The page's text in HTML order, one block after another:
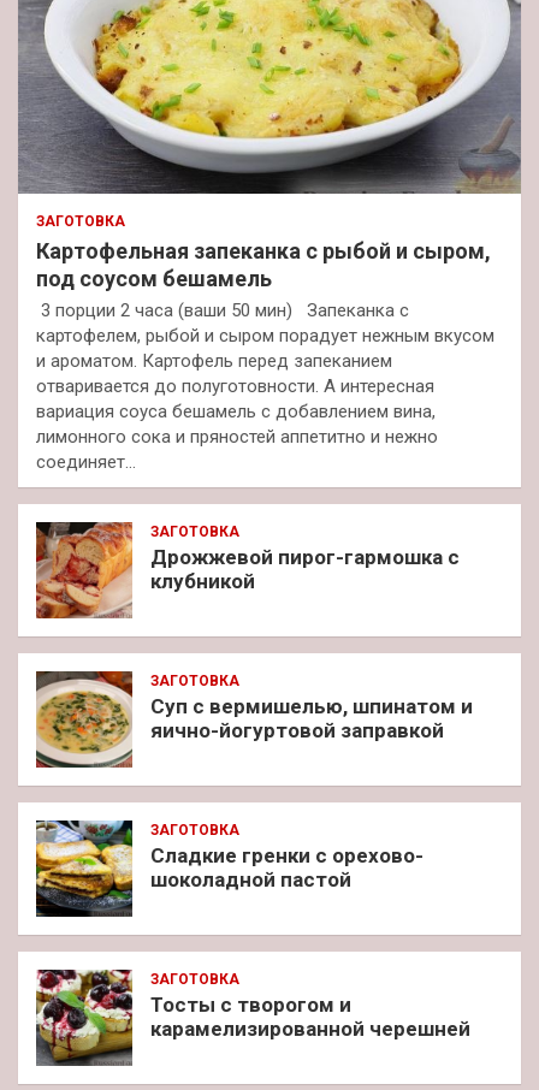
ЗАГОТОВКА
Картофельная запеканка с рыбой и сыром,
под соусом бешамель
3 порции 2 часа (ваши 50 мин) Запеканка с
картофелем, рыбой и сыром порадует нежным вкусом
и ароматом. Картофель перед запеканием
отваривается до полуготовности. А интересная
вариация соуса бешамель с добавлением вина,
лимонного сока и пряностей аппетитно и нежно
соединяет…
ЗАГОТОВКА
Дрожжевой пирог-гармошка с
клубникой
ЗАГОТОВКА
Суп с вермишелью, шпинатом и
яично-йогуртовой заправкой
ЗАГОТОВКА
Сладкие гренки с орехово-
шоколадной пастой
ЗАГОТОВКА
Тосты с творогом и
карамелизированной черешней